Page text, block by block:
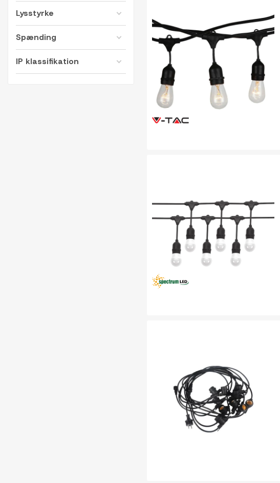
Lysstyrke
Spænding
IP klassifikation